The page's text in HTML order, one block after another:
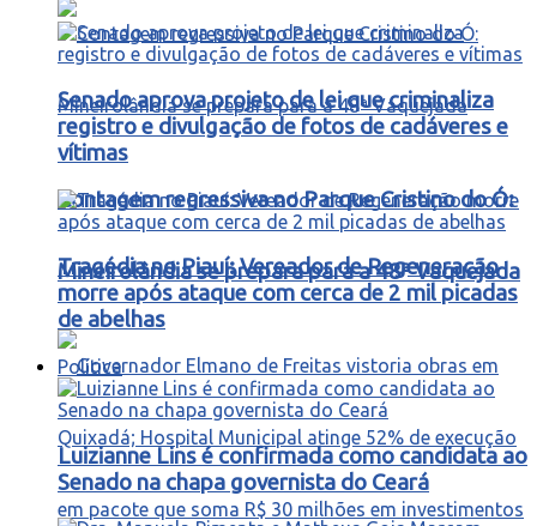
Contagem regressiva no Parque Cristino do Ó:
Mineirolândia se prepara para a 48ª Vaquejada
Senado aprova projeto de lei que criminaliza
registro e divulgação de fotos de cadáveres e
vítimas
Tragédia no Piauí: Vereador de Regeneração
morre após ataque com cerca de 2 mil picadas
de abelhas
Política
Luizianne Lins é confirmada como candidata ao
Senado na chapa governista do Ceará